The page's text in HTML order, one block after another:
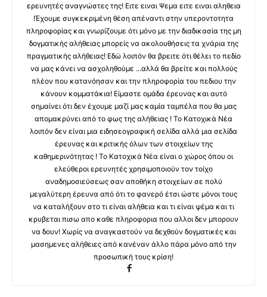
ερευνητές αναγνώστες της! Ειτε ειναι Ψεμα ειτε ειναι αληθεια
!Έχουμε συγκεκριμένη θέση απέναντι στην υπεροντοτητα
πληροφορίας και γνωρίζουμε ότι μόνο με την διαδικασία της μη
δογματικής αλήθειας μπορείς να ακολουθήσεις τα χνάρια της
πραγματικής αλήθειας! Εδώ λοιπόν θα βρειτε ότι θέλει το πεδίο
να μας κάνει να ασχοληθούμε ...αλλά θα βρείτε και πολλούς
πλέον που κατανόησαν και την πληροφορία του πεδιου την
κάνουν κομματάκια! Είμαστε ομάδα έρευνας και αυτό
σημαίνει ότι δεν έχουμε μαζί μας καμία ταμπέλα που θα μας
απομακρύνει από το φως της αλήθειας ! Το Κατοχικά Νέα
λοιπόν δεν είναι μια ειδησεογραφική σελίδα αλλά μια σελίδα
έρευνας και κριτικής όλων των στοιχείων της
καθημερινότητας ! Το Κατοχικά Νέα είναι ο χώρος όπου οι
ελεύθεροι ερευνητές χρησιμοποιούν τον τοίχο
αναδημοσιεύσεως σαν αποθήκη στοιχείων σε πολύ
μεγαλύτερη έρευνα από ότι το φανερό έτσι ώστε μόνοι τους
να καταλήξουν στο τι είναι αλήθεια και τι είναι ψέμα και τι
κρυβεται πισω απο καθε πληροφορια που αλλοι δεν μπορουν
να δουν! Χωρίς να αναγκαστούν να δεχθούν δογματικές και
μασημενες αλήθειες από κανέναν άλλο πάρα μόνο από την
προσωπική τους κρίση!